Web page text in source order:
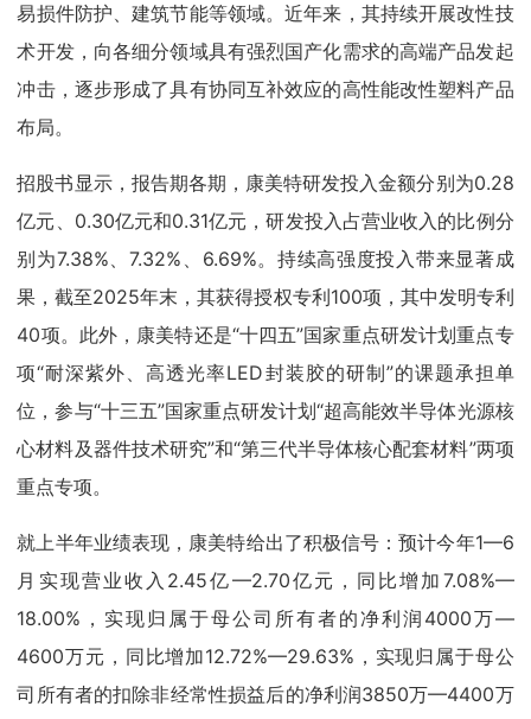
易损件防护、建筑节能等领域。近年来，其持续开展改性技
术开发，向各细分领域具有强烈国产化需求的高端产品发起
冲击，逐步形成了具有协同互补效应的高性能改性塑料产品
布局。
招股书显示，报告期各期，康美特研发投入金额分别为0.28
亿元、0.30亿元和0.31亿元，研发投入占营业收入的比例分
别为7.38%、7.32%、6.69%。持续高强度投入带来显著成
果，截至2025年末，其获得授权专利100项，其中发明专利
40项。此外，康美特还是“十四五”国家重点研发计划重点专
项“耐深紫外、高透光率LED封装胶的研制”的课题承担单
位，参与“十三五”国家重点研发计划“超高能效半导体光源核
心材料及器件技术研究”和“第三代半导体核心配套材料”两项
重点专项。
就上半年业绩表现，康美特给出了积极信号：预计今年1—6
月实现营业收入2.45亿—2.70亿元，同比增加7.08%—
18.00%，实现归属于母公司所有者的净利润4000万—
4600万元，同比增加12.72%—29.63%，实现归属于母公
司所有者的扣除非经常性损益后的净利润3850万—4400万